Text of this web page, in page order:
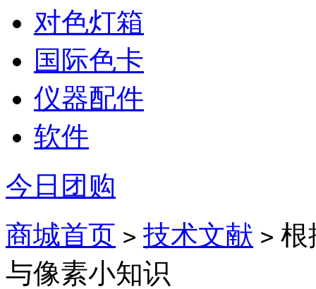
对色灯箱
国际色卡
仪器配件
软件
今日团购
商城首页 > 技术文献 > 根
与像素小知识